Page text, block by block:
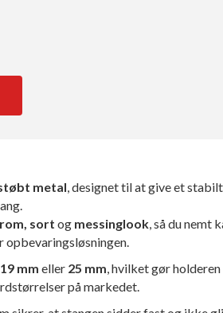
metal, designet til at give et
sort og messinglook, så du nemt
opbevaringsløsningen.
19 mm eller 25 mm, hvilket gør holderen
på markedet.